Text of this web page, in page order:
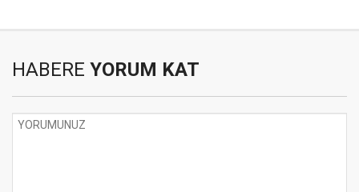
HABERE YORUM KAT